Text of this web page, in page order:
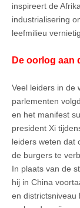
inspireert de
industrialisering
leefmilieu
De oorlog aan
Veel leiders in de
parlementen
en het manifest
president Xi
leiders weten dat
de burgers te
In plaats van de
hij in China
en districtsniveau